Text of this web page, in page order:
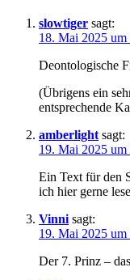
slowtiger sagt:
18. Mai 2025
Deontologische
(Übrigens ein
entsprechende
amberlight sagt:
19. Mai 2025
Ein Text für den
ich hier gerne
Vinni sagt:
19. Mai 2025
Der 7. Prinz –